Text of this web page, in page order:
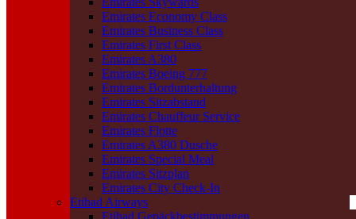
Emirates Economy Class
Emirates Business Class
Emirates First Class
Emirates A380
Emirates Boeing 777
Emirates Bordunterhaltung
Emirates Sitzabstand
Emirates Chauffeur Service
Emirates Flotte
Emirates A380 Dusche
Emirates Special Meal
Emirates Sitzplan
Emirates City Check-In
Etihad Airways
Etihad Gepäckbestimmungen